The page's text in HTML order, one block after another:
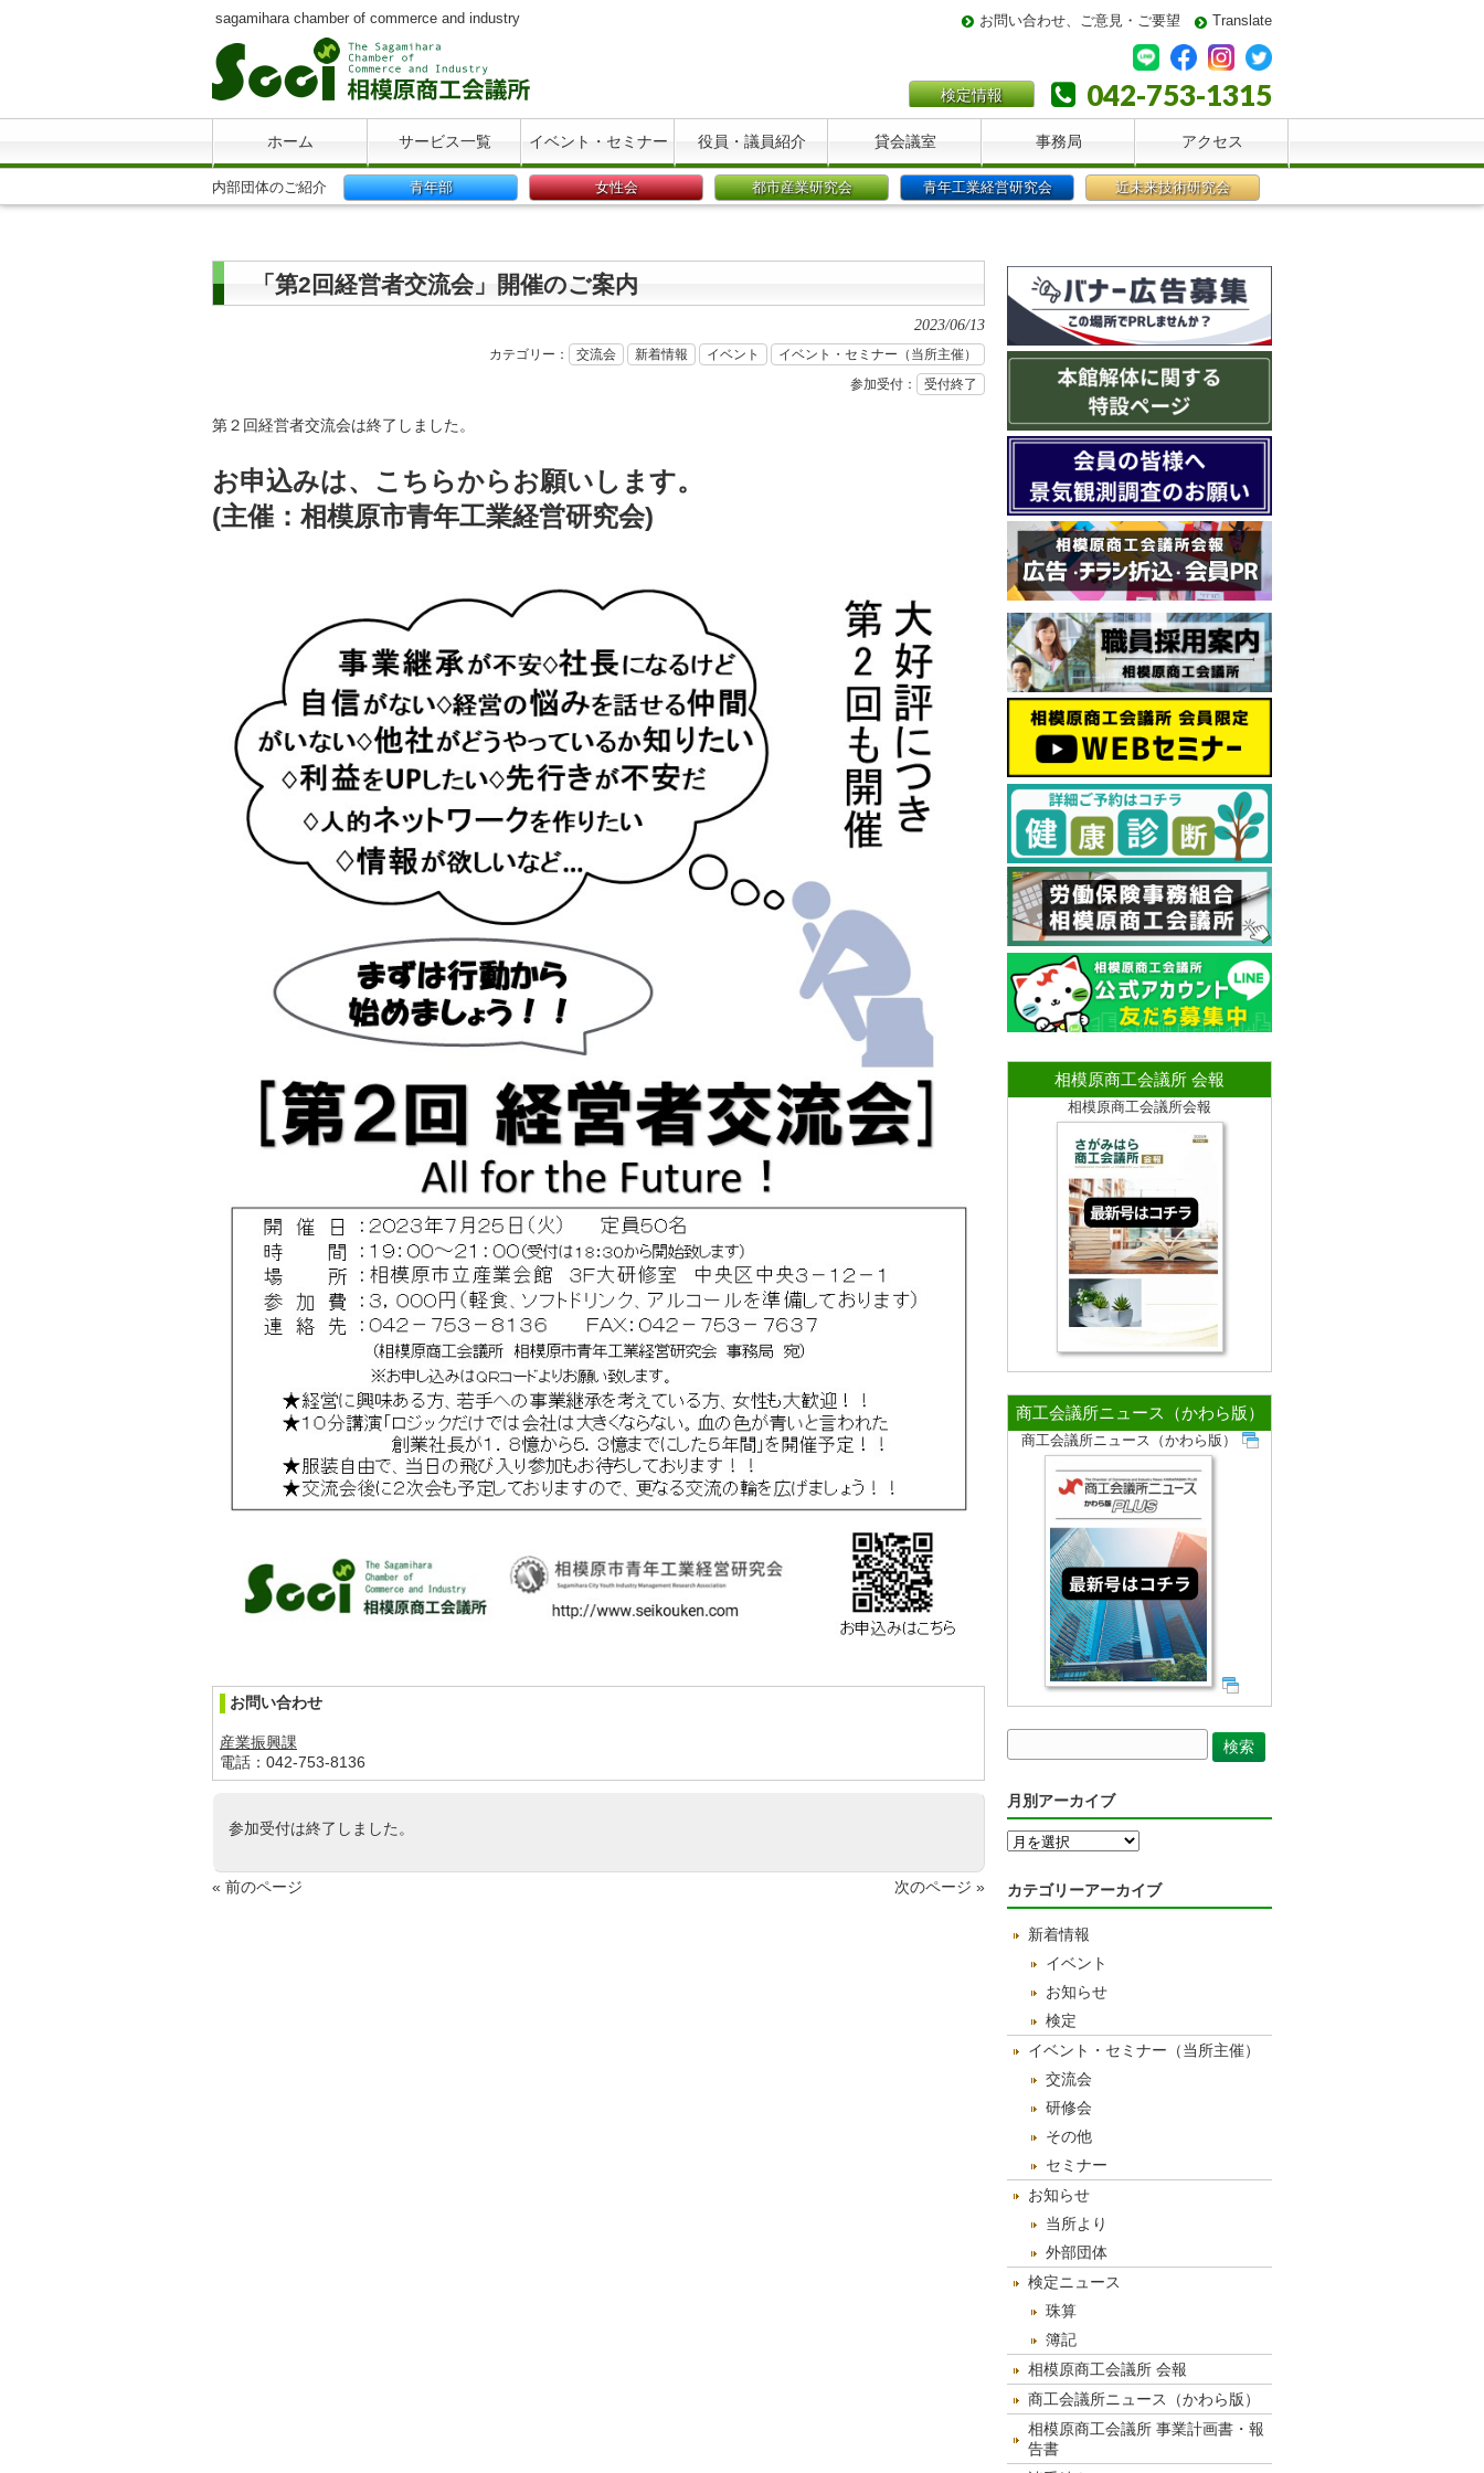
sagamihara chamber of commerce and industry お問い合わせ、ご意見・ご要望 Translate
検定情報 042-753-1315
ホーム サービス一覧 イベント・セミナー 役員・議員紹介 貸会議室 事務局 アクセス
内部団体のご紹介 青年部 女性会 都市産業研究会 青年工業経営研究会 近未来技術研究会
「第2回経営者交流会」開催のご案内
2023/06/13
カテゴリー： 交流会 新着情報 イベント
イベント・セミナー（当所主催）
参加受付：
受付終了
第２回経営者交流会は終了しました。
お申込みは、こちらからお願いします。
(主催：相模原市青年工業経営研究会)
お問い合わせ
産業振興課
電話：042-753-8136
参加受付は終了しました。
« 前のページ 次のページ »
相模原商工会議所 会報
相模原商工会議所会報
商工会議所ニュース（かわら版）
商工会議所ニュース（かわら版）
月別アーカイブ
月
ー
イ
カテゴリーアーカイブ
新着情報
イベント
お知らせ
検定
イベント・セミナー（当所主催）
交流会
研修会
その他
セミナー
お知らせ
当所より
外部団体
検定ニュース
珠算
簿記
相模原商工会議所 会報
商工会議所ニュース（かわら版）
相模原商工会議所 事業計画書・報
告書